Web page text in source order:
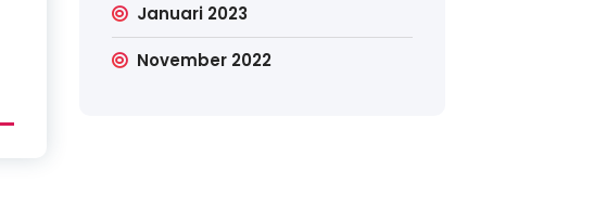
Januari 2023
November 2022